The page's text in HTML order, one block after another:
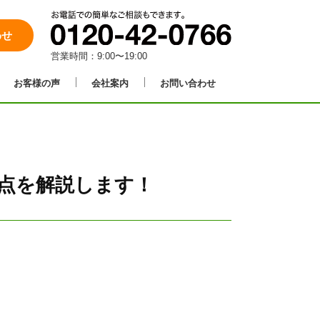
営業時間：9:00〜19:00
お客様の声 会社案内 お問い合わせ
を解説します！